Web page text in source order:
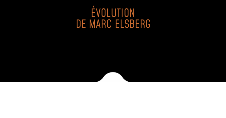
ÉVOLUTION
DE MARC ELSBERG